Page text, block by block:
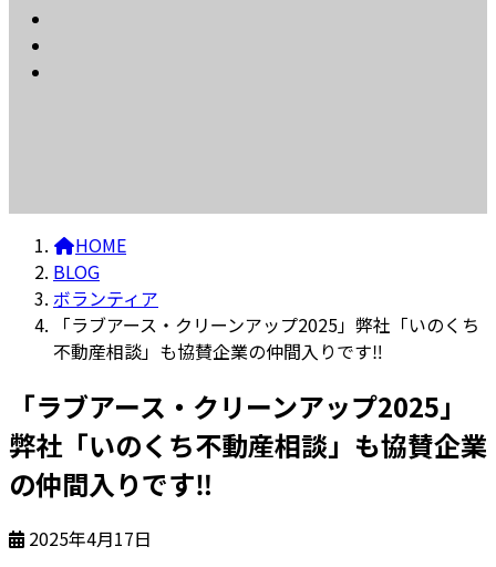
HOME
BLOG
ボランティア
「ラブアース・クリーンアップ2025」弊社「いのくち
不動産相談」も協賛企業の仲間入りです‼
「ラブアース・クリーンアップ2025」
弊社「いのくち不動産相談」も協賛企業
の仲間入りです‼
2025年4月17日